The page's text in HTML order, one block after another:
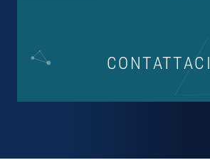
CONTATTACI